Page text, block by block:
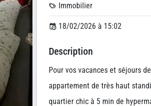
Immobilier
18/02/2026 à 15:02
Description
Pour vos vacances et séjours
appartement de très haut
quartier chic à 5 min de